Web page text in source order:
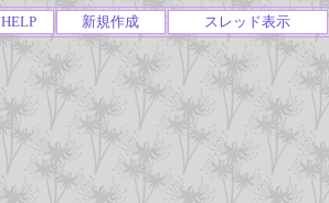
HELP 新規作成 スレッド表示